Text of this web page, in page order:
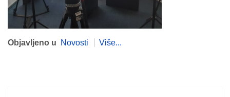
Objavljeno u Novosti Više...